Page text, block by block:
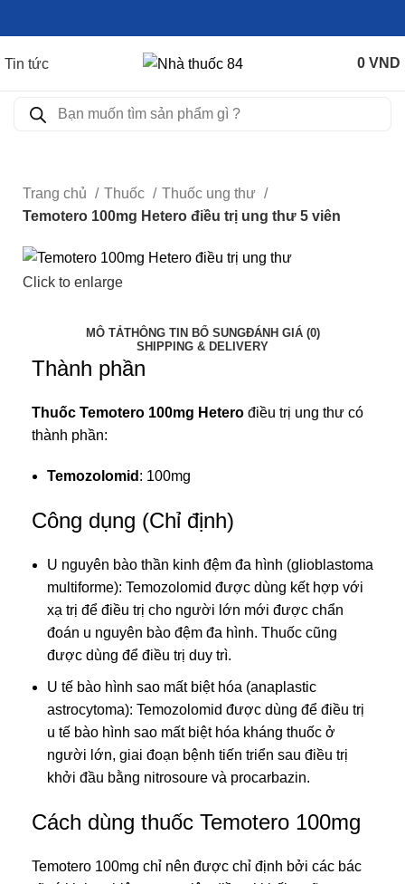
Tin tức 0 VND
Trang chủ Thuốc
Thuốc ung thư
Temotero 100mg Hetero điều trị ung thư 5 viên
Click to enlarge
MÔ TẢTHÔNG TIN BỔ SUNGĐÁNH GIÁ (0)
SHIPPING & DELIVERY
Thành phần
Thuốc Temotero 100mg Hetero điều trị ung thư có
thành phần:
Temozolomid : 100mg
Công dụng (Chỉ định)
U nguyên bào thần kinh đệm đa hình (glioblastoma
multiforme): Temozolomid được dùng kết hợp với
xạ trị để điều trị cho người lớn mới được chẩn
đoán u nguyên bào đệm đa hình. Thuốc cũng
được dùng để điều trị duy trì.
U tế bào hình sao mất biệt hóa (anaplastic
astrocytoma): Temozolomid được dùng để điều trị
u tế bào hình sao mất biệt hóa kháng thuốc ở
người lớn, giai đoạn bệnh tiến triển sau điều trị
khởi đầu bằng nitrosoure và procarbazin.
Cách dùng thuốc Temotero 100mg
Temotero 100mg chỉ nên được chỉ định bởi các bác